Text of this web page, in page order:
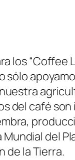
los“Coffee
sólo
del café son
del
de la Tierra.